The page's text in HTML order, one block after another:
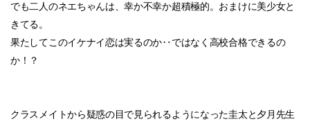
でも二人のネエちゃんは、幸か不幸か超積極的。おまけに美少女と
きてる。
果たしてこのイケナイ恋は実るのか‥ではなく高校合格できるの
か！？
クラスメイトから疑惑の目で見られるようになった圭太と夕月先生